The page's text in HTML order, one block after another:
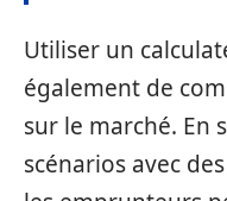
Utiliser un
également de
sur le marché. En
scénarios avec